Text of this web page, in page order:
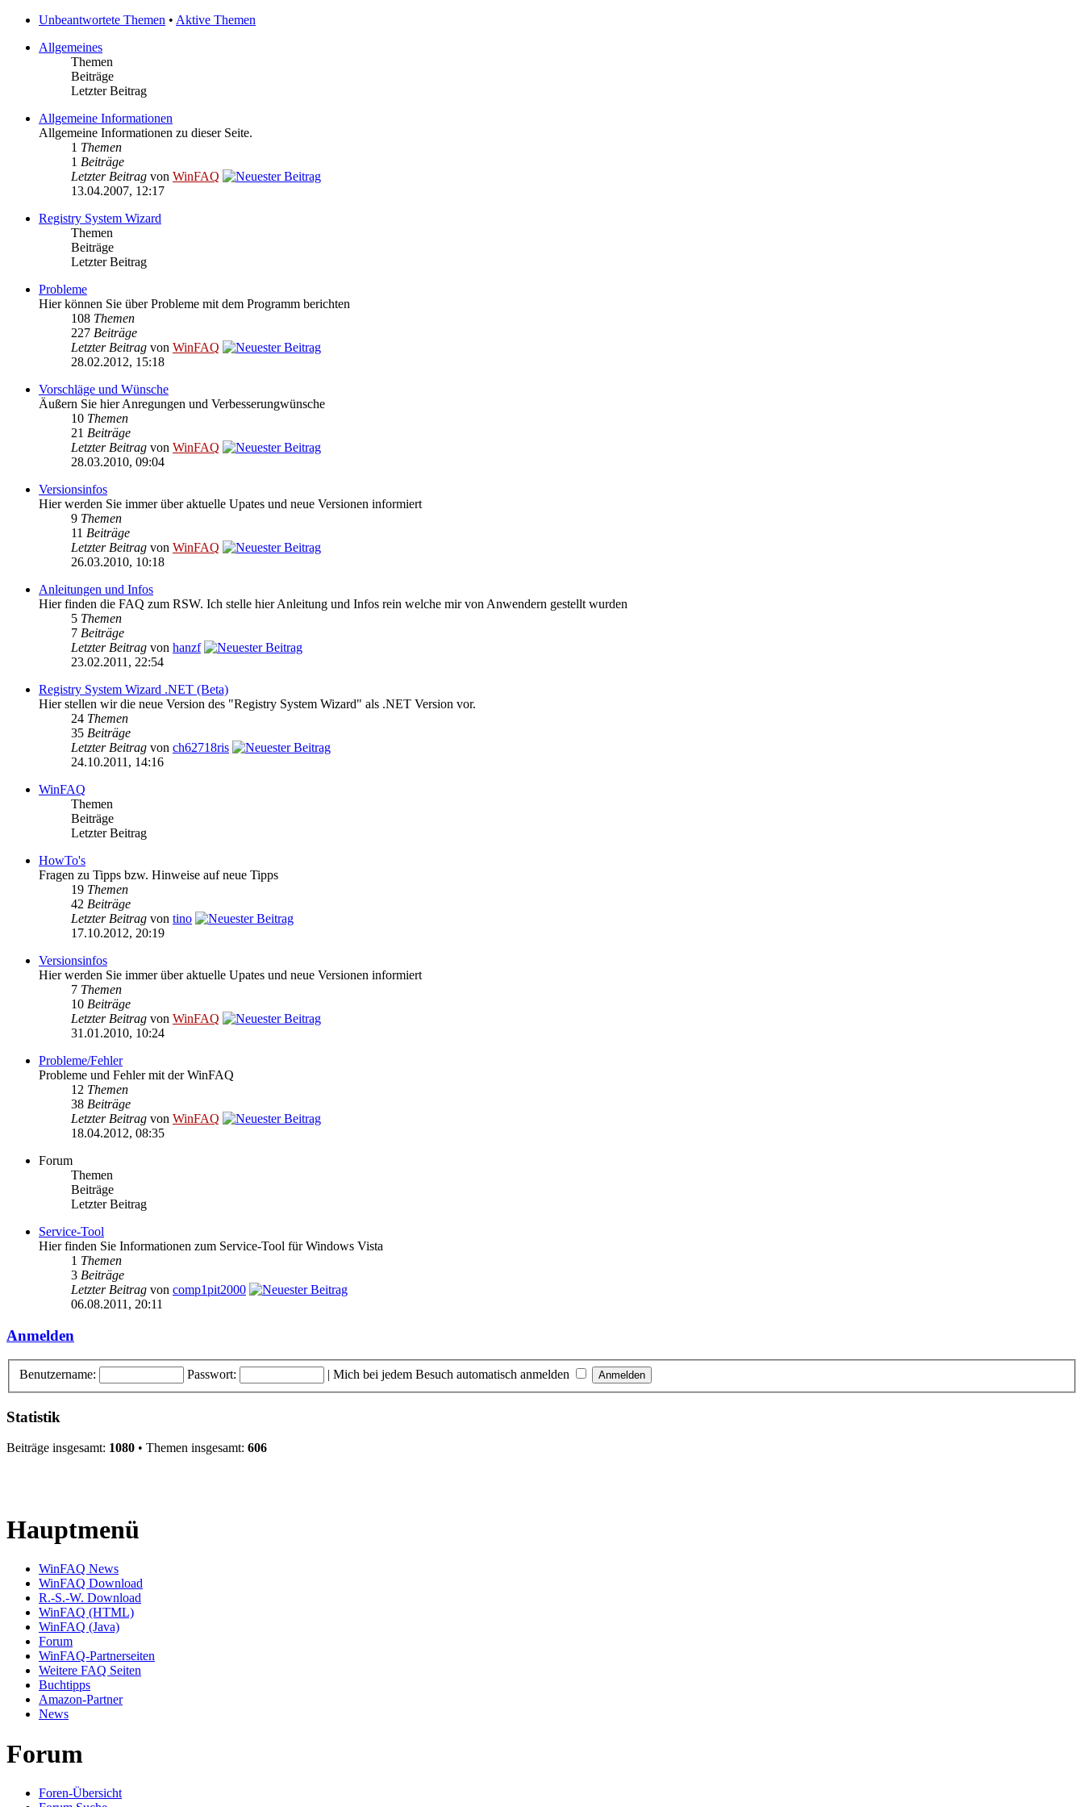
Unbeantwortete Themen • Aktive Themen
Allgemeines
Themen
Beiträge
Letzter Beitrag
Allgemeine Informationen
Allgemeine Informationen zu dieser Seite.
1 Themen
1 Beiträge
Letzter Beitrag von WinFAQ
13.04.2007, 12:17
Registry System Wizard
Themen
Beiträge
Letzter Beitrag
Probleme
Hier können Sie über Probleme mit dem Programm berichten
108 Themen
227 Beiträge
Letzter Beitrag von WinFAQ
28.02.2012, 15:18
Vorschläge und Wünsche
Äußern Sie hier Anregungen und Verbesserungwünsche
10 Themen
21 Beiträge
Letzter Beitrag von WinFAQ
28.03.2010, 09:04
Versionsinfos
Hier werden Sie immer über aktuelle Upates und neue Versionen informiert
9 Themen
11 Beiträge
Letzter Beitrag von WinFAQ
26.03.2010, 10:18
Anleitungen und Infos
Hier finden die FAQ zum RSW. Ich stelle hier Anleitung und Infos rein welche mir von Anwendern gestellt wurden
5 Themen
7 Beiträge
Letzter Beitrag von hanzf
23.02.2011, 22:54
Registry System Wizard .NET (Beta)
Hier stellen wir die neue Version des "Registry System Wizard" als .NET Version vor.
24 Themen
35 Beiträge
Letzter Beitrag von ch62718ris
24.10.2011, 14:16
WinFAQ
Themen
Beiträge
Letzter Beitrag
HowTo's
Fragen zu Tipps bzw. Hinweise auf neue Tipps
19 Themen
42 Beiträge
Letzter Beitrag von tino
17.10.2012, 20:19
Versionsinfos
Hier werden Sie immer über aktuelle Upates und neue Versionen informiert
7 Themen
10 Beiträge
Letzter Beitrag von WinFAQ
31.01.2010, 10:24
Probleme/Fehler
Probleme und Fehler mit der WinFAQ
12 Themen
38 Beiträge
Letzter Beitrag von WinFAQ
18.04.2012, 08:35
Forum
Themen
Beiträge
Letzter Beitrag
Service-Tool
Hier finden Sie Informationen zum Service-Tool für Windows Vista
1 Themen
3 Beiträge
Letzter Beitrag von comp1pit2000
06.08.2011, 20:11
Anmelden
Benutzername: Passwort: | Mich bei jedem Besuch automatisch anmelden
Statistik
Beiträge insgesamt: 1080 • Themen insgesamt: 606
Hauptmenü
WinFAQ News
WinFAQ Download
R.-S.-W. Download
WinFAQ (HTML)
WinFAQ (Java)
Forum
WinFAQ-Partnerseiten
Weitere FAQ Seiten
Buchtipps
Amazon-Partner
News
Forum
Foren-Übersicht